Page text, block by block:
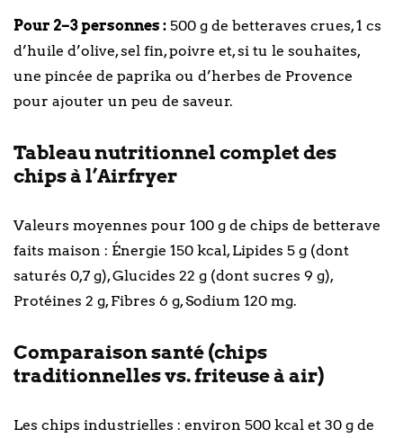
Pour 2–3 personnes : 500 g de betteraves crues, 1 cs
d’huile d’olive, sel fin, poivre et, si tu le souhaites,
une pincée de paprika ou d’herbes de Provence
pour ajouter un peu de saveur.
Tableau nutritionnel complet des
chips à l’Airfryer
Valeurs moyennes pour 100 g de chips de betterave
faits maison : Énergie 150 kcal, Lipides 5 g (dont
saturés 0,7 g), Glucides 22 g (dont sucres 9 g),
Protéines 2 g, Fibres 6 g, Sodium 120 mg.
Comparaison santé (chips
traditionnelles vs. friteuse à air)
Les chips industrielles : environ 500 kcal et 30 g de